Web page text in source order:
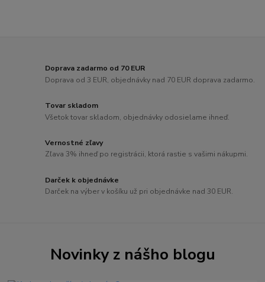
Doprava zadarmo od 70 EUR
Doprava od 3 EUR, objednávky nad 70 EUR doprava zadarmo.
Tovar skladom
Všetok tovar skladom, objednávky odosielame ihneď.
Vernostné zľavy
Zľava 3% ihneď po registrácii, ktorá rastie s vašimi nákupmi.
Darček k objednávke
Darček na výber v košíku už pri objednávke nad 30 EUR.
Novinky z nášho blogu